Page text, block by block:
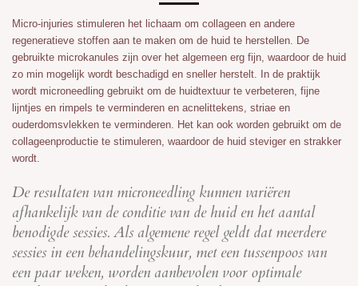
Micro-injuries stimuleren het lichaam om collageen en andere
regeneratieve stoffen aan te maken om de huid te herstellen. De
gebruikte microkanules zijn over het algemeen erg fijn, waardoor de huid
zo min mogelijk wordt beschadigd en sneller herstelt. In de praktijk
wordt microneedling gebruikt om de huidtextuur te verbeteren, fijne
lijntjes en rimpels te verminderen en acnelittekens, striae en
ouderdomsvlekken te verminderen. Het kan ook worden gebruikt om de
collageenproductie te stimuleren, waardoor de huid steviger en strakker
wordt.
De resultaten van microneedling kunnen variëren
afhankelijk van de conditie van de huid en het aantal
benodigde sessies. Als algemene regel geldt dat meerdere
sessies in een behandelingskuur, met een tussenpoos van
een paar weken, worden aanbevolen voor optimale